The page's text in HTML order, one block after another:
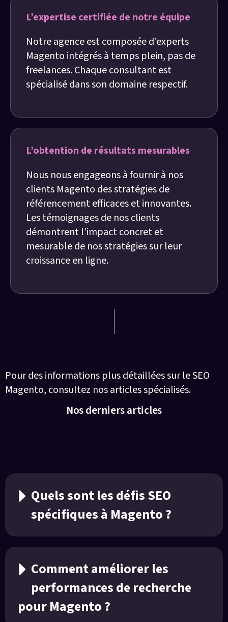
L’expertise certifiée de notre équipe
Notre agence est composée d’experts
Magento intégrés à temps plein, pas de
freelances. Chaque consultant est
spécialisé dans son domaine respectif.
L’obtention de résultats mesurables
Nous nous engageons à fournir à nos
clients Magento des stratégies de
référencement efficaces et innovantes.
Les témoignages de nos clients
démontrent l’impact concret et
mesurable de nos stratégies sur leur
croissance en ligne.
Pour des informations plus détaillées sur le SEO
Magento, consultez nos articles spécialisés.
Nos derniers articles
Quels sont les défis SEO
spécifiques à Magento ?
Comment améliorer les
performances de recherche
pour Magento ?